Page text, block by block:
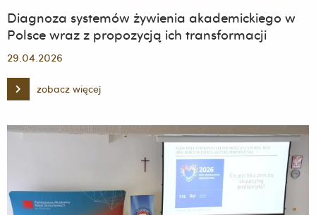
Diagnoza systemów żywienia akademickiego w
Polsce wraz z propozycją ich transformacji
29.04.2026
zobacz więcej
Diagnoza
systemów
akademickiego
w
transformacji